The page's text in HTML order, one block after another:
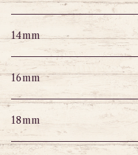
スクランパー
フェイクプラグ
パーツ
ニップルピアス
パーツ
アイレット
エキスパンダー
パーツ
エキスパンダー
パーツ
プラグ
アイレット
エキスパンダー
エキスパンダー
パーツ
アイレット
エキスパンダー
パーツ
プラグ
アイレット
エキスパンダー
トンネル
プラグ
アイレット
14mm
トンネル
プラグ
16mm
トンネル
18mm